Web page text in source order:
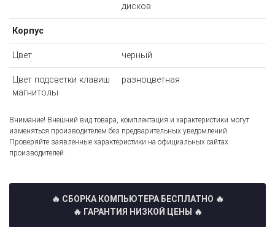
дисков
Корпус
Цвет черный
Цвет подсветки клавиш
магнитолы
разноцветная
Внимание! Внешний вид товара, комплектация и характеристики могут
изменяться производителем без предварительных уведомлений.
Проверяйте заявленные характеристики на официальных сайтах
производителей.
🔥 СБОРКА КОМПЬЮТЕРА БЕСПЛАТНО 🔥
🔥 ГАРАНТИЯ НИЗКОЙ ЦЕНЫ 🔥